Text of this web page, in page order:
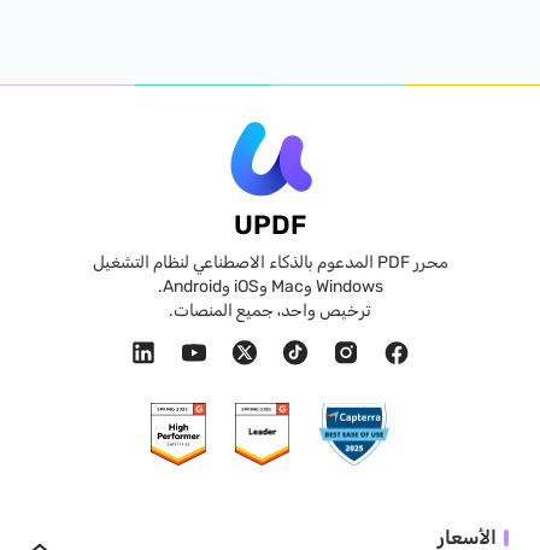
UPDF
محرر PDF المدعوم بالذكاء الاصطناعي لنظام التشغيل
Windows وMac وiOS وAndroid.
ترخيص واحد، جميع المنصات.
الأسعار